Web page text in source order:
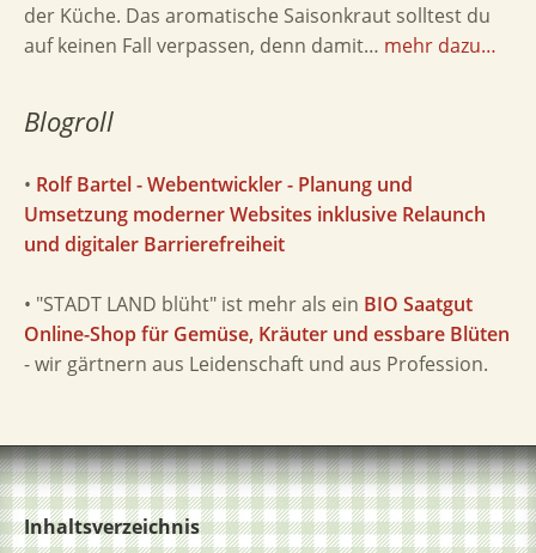
der Küche. Das aromatische Saisonkraut solltest du
auf keinen Fall verpassen, denn damit… mehr dazu…
Blogroll
• Rolf Bartel - Webentwickler - Planung und
Umsetzung moderner Websites inklusive Relaunch
und digitaler Barrierefreiheit
• "STADT LAND blüht" ist mehr als ein BIO Saatgut
Online-Shop für Gemüse, Kräuter und essbare Blüten
- wir gärtnern aus Leidenschaft und aus Profession.
Inhaltsverzeichnis